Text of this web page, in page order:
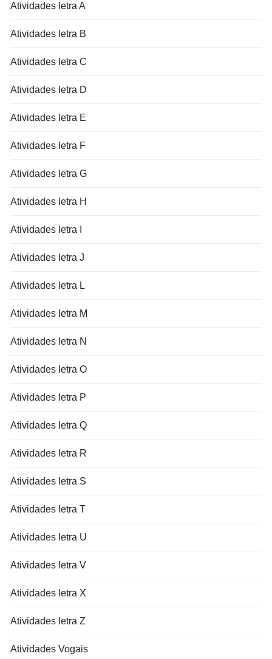
Atividades letra A
Atividades letra B
Atividades letra C
Atividades letra D
Atividades letra E
Atividades letra F
Atividades letra G
Atividades letra H
Atividades letra I
Atividades letra J
Atividades letra L
Atividades letra M
Atividades letra N
Atividades letra O
Atividades letra P
Atividades letra Q
Atividades letra R
Atividades letra S
Atividades letra T
Atividades letra U
Atividades letra V
Atividades letra X
Atividades letra Z
Atividades Vogais